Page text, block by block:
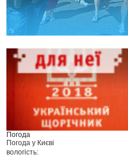
Погода
Погода у Києві
вологість: